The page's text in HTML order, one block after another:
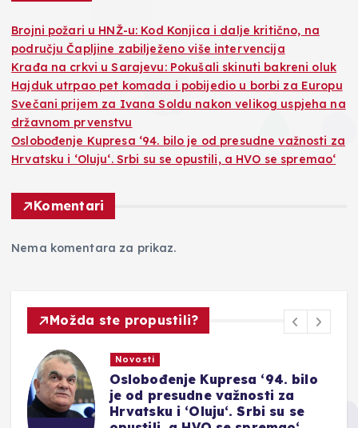
Brojni požari u HNŽ-u: Kod Konjica i dalje kritično, na
području Čapljine zabilježeno više intervencija
Krađa na crkvi u Sarajevu: Pokušali skinuti bakreni oluk
Hajduk utrpao pet komada i pobijedio u borbi za Europu
Svečani prijem za Ivana Soldu nakon velikog uspjeha na
državnom prvenstvu
Oslobođenje Kupresa ‘94. bilo je od presudne važnosti za
Hrvatsku i ‘Oluju‘. Srbi su se opustili, a HVO se spremao‘
Komentari
Nema komentara za prikaz.
Možda ste propustili?
Novosti
Oslobođenje Kupresa ‘94. bilo
je od presudne važnosti za
Hrvatsku i ‘Oluju‘. Srbi su se